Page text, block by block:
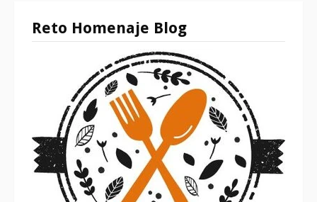
Reto Homenaje Blog